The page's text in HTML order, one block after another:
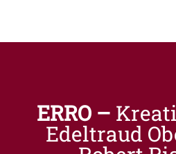
ERRO –
Edeltraud